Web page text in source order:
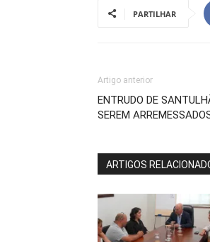
PARTILHAR
Artigo anterior
ENTRUDO DE
SEREM
ARTIGOS